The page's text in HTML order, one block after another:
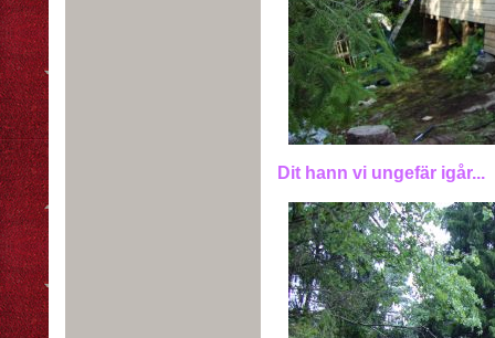
Dit hann vi ungefär igår...